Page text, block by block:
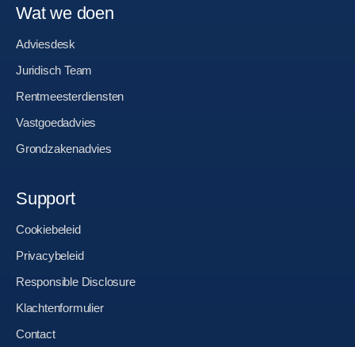
Wat we doen
Adviesdesk
Juridisch Team
Rentmeesterdiensten
Vastgoedadvies
Grondzakenadvies
Support
Cookiebeleid
Privacybeleid
Responsible Disclosure
Klachtenformulier
Contact